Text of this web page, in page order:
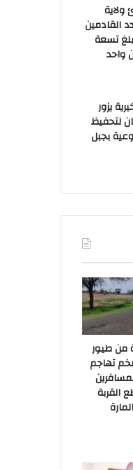
ولاية
القادمين
تسعة
واحد
يزور
لتحفيظ
بجبل
من طيور
تهاجم
القربة